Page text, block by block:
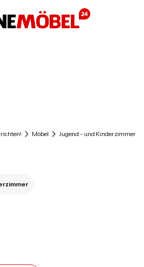
0. Details anzeigen
Möbel Jugend - und Kinderzimmer